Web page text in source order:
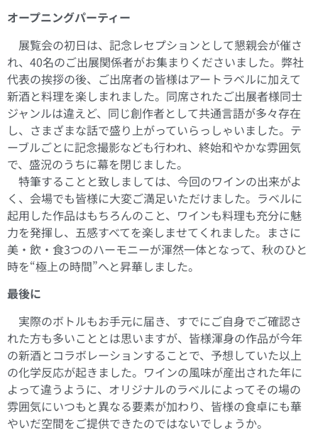
オープニングパーティー
展覧会の初日は、記念レセプションとして懇親会が催さ
れ、40名のご出展関係者がお集まりくださいました。弊社
代表の挨拶の後、ご出席者の皆様はアートラベルに加えて
新酒と料理を楽しまれました。同席されたご出展者様同士
ジャンルは違えど、同じ創作者として共通言語が多々存在
し、さまざまな話で盛り上がっていらっしゃいました。テ
ーブルごとに記念撮影なども行われ、終始和やかな雰囲気
で、盛況のうちに幕を閉じました。
特筆することと致しましては、今回のワインの出来がよ
く、会場でも皆様に大変ご満足いただけました。ラベルに
起用した作品はもちろんのこと、ワインも料理も充分に魅
力を発揮し、五感すべてを楽しませてくれました。まさに
美・飲・食3つのハーモニーが渾然一体となって、秋のひと
時を“極上の時間”へと昇華しました。
最後に
実際のボトルもお手元に届き、すでにご自身でご確認さ
れた方も多いこととは思いますが、皆様渾身の作品が今年
の新酒とコラボレーションすることで、予想していた以上
の化学反応が起きました。ワインの風味が産出された年に
よって違うように、オリジナルのラベルによってその場の
雰囲気にいつもと異なる要素が加わり、皆様の食卓にも華
やいだ空間をご提供できたのではないでしょうか。